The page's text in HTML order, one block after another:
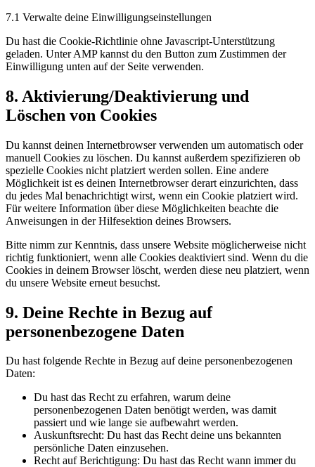
7.1 Verwalte deine Einwilligungseinstellungen
Du hast die Cookie-Richtlinie ohne Javascript-Unterstützung
geladen. Unter AMP kannst du den Button zum Zustimmen der
Einwilligung unten auf der Seite verwenden.
8. Aktivierung/Deaktivierung und
Löschen von Cookies
Du kannst deinen Internetbrowser verwenden um automatisch oder
manuell Cookies zu löschen. Du kannst außerdem spezifizieren ob
spezielle Cookies nicht platziert werden sollen. Eine andere
Möglichkeit ist es deinen Internetbrowser derart einzurichten, dass
du jedes Mal benachrichtigt wirst, wenn ein Cookie platziert wird.
Für weitere Information über diese Möglichkeiten beachte die
Anweisungen in der Hilfesektion deines Browsers.
Bitte nimm zur Kenntnis, dass unsere Website möglicherweise nicht
richtig funktioniert, wenn alle Cookies deaktiviert sind. Wenn du die
Cookies in deinem Browser löscht, werden diese neu platziert, wenn
du unsere Website erneut besuchst.
9. Deine Rechte in Bezug auf
personenbezogene Daten
Du hast folgende Rechte in Bezug auf deine personenbezogenen
Daten:
Du hast das Recht zu erfahren, warum deine
personenbezogenen Daten benötigt werden, was damit
passiert und wie lange sie aufbewahrt werden.
Auskunftsrecht: Du hast das Recht deine uns bekannten
persönliche Daten einzusehen.
Recht auf Berichtigung: Du hast das Recht wann immer du